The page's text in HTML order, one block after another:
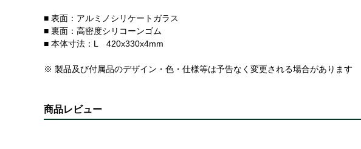
■ 表面：アルミノシリケートガラス
■ 裏面：高密度シリコーンゴム
■ 本体寸法：L 420x330x4mm
※ 製品及び付属品のデザイン・色・仕様等は予告なく変更される場合があります
商品レビュー